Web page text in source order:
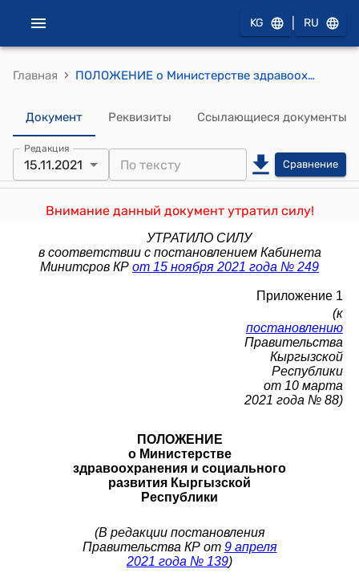
KG RU
Главная › ПОЛОЖЕНИЕ о Министерстве здравоохранения и социального развития Кыргызской Республики
Документ Реквизиты Ссылающиеся документы
Редакция
15.11.2021 Сравнение
Внимание данный документ утратил силу!